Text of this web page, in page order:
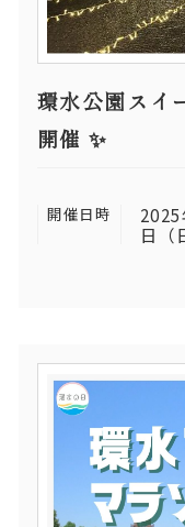
環水公園スイ
開催 ✨
開催日時
日（